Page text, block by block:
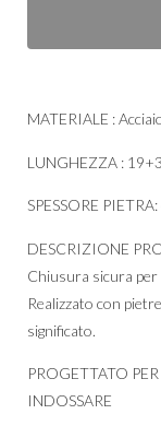
MATERIALE :
LUNGHEZZA :
SPESSORE
DESCRIZIONE
Chiusura sicura per
Realizzato con
significato.
PROGETTATO
INDOSSARE